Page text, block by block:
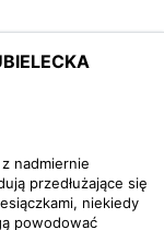
nadmiernie
przedłużające się
niekiedy
powodować